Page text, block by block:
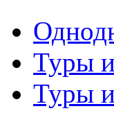
Туры
Туры